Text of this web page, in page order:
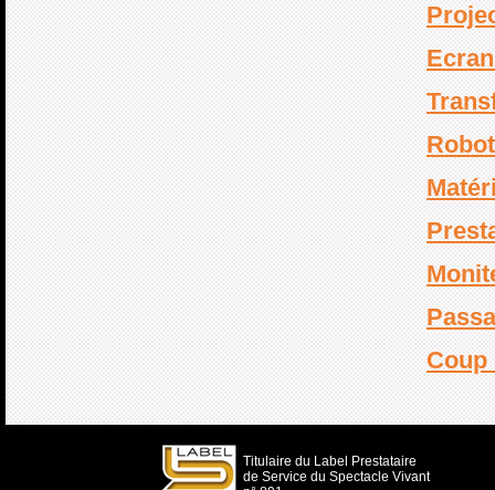
Coup
Titulaire du Label Prestataire
de Service du Spectacle Vivant